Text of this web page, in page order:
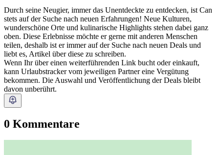
Durch seine Neugier, immer das Unentdeckte zu entdecken, ist Can
stets auf der Suche nach neuen Erfahrungen! Neue Kulturen,
wunderschöne Orte und kulinarische Highlights stehen dabei ganz
oben. Diese Erlebnisse möchte er gerne mit anderen Menschen
teilen, deshalb ist er immer auf der Suche nach neuen Deals und
liebt es, Artikel über diese zu schreiben.
Wenn Ihr über einen weiterführenden Link bucht oder einkauft,
kann Urlaubstracker vom jeweiligen Partner eine Vergütung
bekommen. Die Auswahl und Veröffentlichung der Deals bleibt
davon unberührt.
0 Kommentare